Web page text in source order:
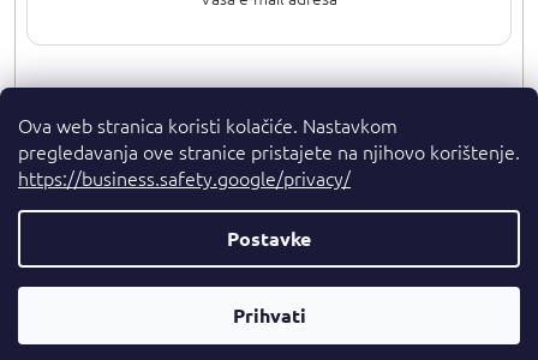
Ova web stranica koristi kolačiće. Nastavkom
pregledavanja ove stranice pristajete na njihovo korištenje.
https://business.safety.google/privacy/
Postavke
Prihvati
Upisom svoje e-pošte pristajete nauvjete privatnosti.
Kreirao Shoptet Premium
Autorska prava 2026Parfumshop.hr. Sva prava pridržana.